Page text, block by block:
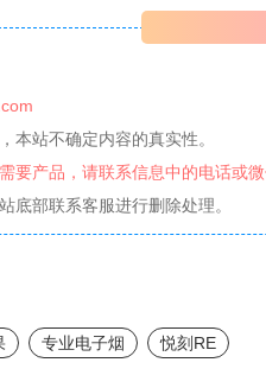
本站不确定内容的真实性。
需要产品，请联系信息中的电话或
底部联系客服进行删除处理。
专业电子烟 悦刻RE